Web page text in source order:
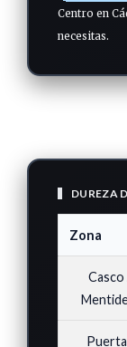
Centro en
necesitas.
DUREZA
Zona